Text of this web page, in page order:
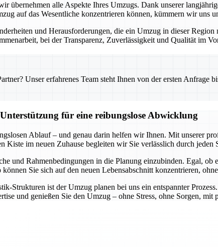
übernehmen alle Aspekte Ihres Umzugs. Dank unserer
auf das Wesentliche konzentrieren können, kümmern wir uns
und Herausforderungen, die ein Umzug in dieser
bei der Transparenz, Zuverlässigkeit und Qualität im
Unser erfahrenes Team steht Ihnen von der ersten
für eine reibungslose Abwicklung
Ablauf – und genau darin helfen wir Ihnen. Mit unserer
Kiste im neuen Zuhause begleiten wir Sie verlässlich durch jeden
und Rahmenbedingungen in die Planung einzubinden. Egal,
Sie sich auf den neuen Lebensabschnitt konzentrieren,
Strukturen ist der Umzug planen bei uns ein entspannter
und genießen Sie den Umzug – ohne Stress, ohne Sorgen, mit